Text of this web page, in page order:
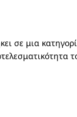
σε μια